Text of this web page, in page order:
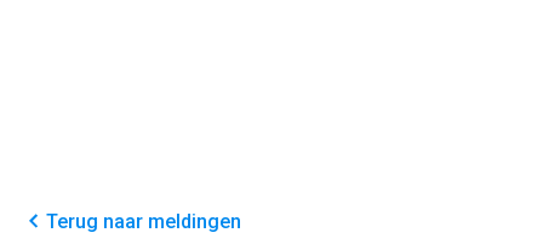
Terug naar meldingen